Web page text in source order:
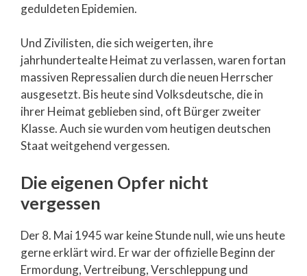
geduldeten Epidemien.
Und Zivilisten, die sich weigerten, ihre
jahrhundertealte Heimat zu verlassen, waren fortan
massiven Repressalien durch die neuen Herrscher
ausgesetzt. Bis heute sind Volksdeutsche, die in
ihrer Heimat geblieben sind, oft Bürger zweiter
Klasse. Auch sie wurden vom heutigen deutschen
Staat weitgehend vergessen.
Die eigenen Opfer nicht
vergessen
Der 8. Mai 1945 war keine Stunde null, wie uns heute
gerne erklärt wird. Er war der offizielle Beginn der
Ermordung, Vertreibung, Verschleppung und